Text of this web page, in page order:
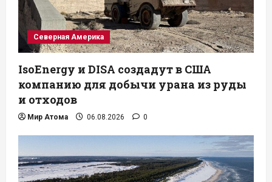
Северная Америка
IsoEnergy и DISA создадут в США
компанию для добычи урана из руды
и отходов
Мир Атома 06.08.2026 0